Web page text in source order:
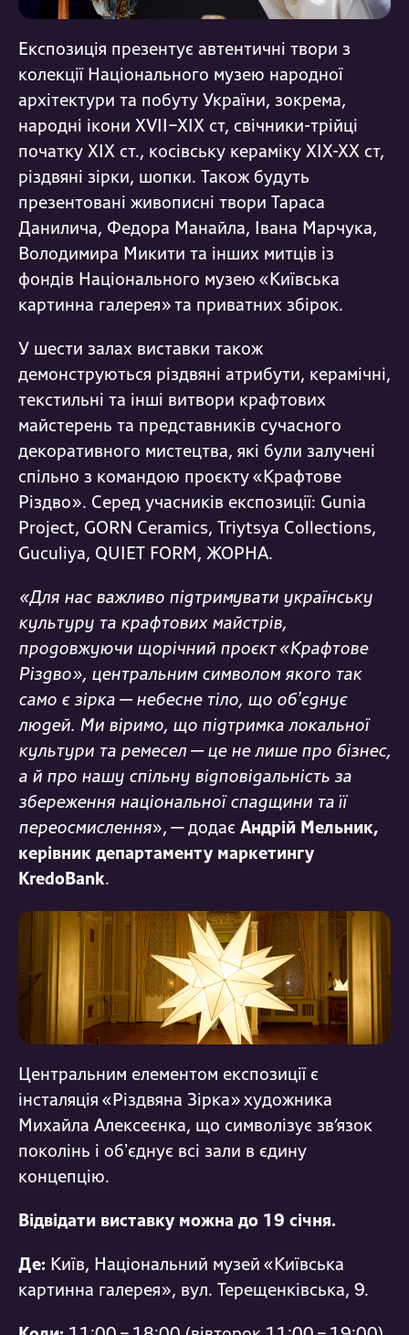
Експозиція презентує автентичні твори з
колекції Національного музею народної
архітектури та побуту України, зокрема,
народні ікони XVII–XIX ст, свічники-трійці
початку XIX ст., косівську кераміку ХІХ-ХХ ст,
різдвяні зірки, шопки. Також будуть
презентовані живописні твори Тараса
Данилича, Федора Манайла, Івана Марчука,
Володимира Микити та інших митців із
фондів Національного музею «Київська
картинна галерея» та приватних збірок.
У шести залах виставки також
демонструються різдвяні атрибути, керамічні,
текстильні та інші витвори крафтових
майстерень та представників сучасного
декоративного мистецтва, які були залучені
спільно з командою проєкту «Крафтове
Різдво». Серед учасників експозиції: Gunia
Project, GORN Ceramics, Triytsya Collections,
Guculiya, QUIET FORM, ЖОРНА.
«Для нас важливо підтримувати українську
культуру та крафтових майстрів,
продовжуючи щорічний проєкт «Крафтове
Різдво», центральним символом якого так
само є зірка — небесне тіло, що обʼєднує
людей. Ми віримо, що підтримка локальної
культури та ремесел — це не лише про бізнес,
а й про нашу спільну відповідальність за
збереження національної спадщини та її
переосмислення», — додає Андрій Мельник,
керівник департаменту маркетингу
KredoBank.
Центральним елементом експозиції є
інсталяція «Різдвяна Зірка» художника
Михайла Алексеєнка, що символізує зв’язок
поколінь і обʼєднує всі зали в єдину
концепцію.
Відвідати виставку можна до 19 січня.
Де: Київ, Національний музей «Київська
картинна галерея», вул. Терещенківська, 9.